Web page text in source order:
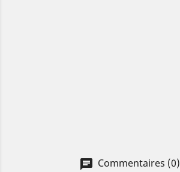
Commentaires (0)